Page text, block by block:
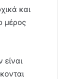
και
μέρος
είναι